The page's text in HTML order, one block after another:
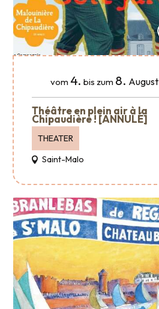
vom 4. bis zum 8. August
Théâtre en plein air à la
Chipaudière ! [ANNULÉ]
THEATER
Saint-Malo